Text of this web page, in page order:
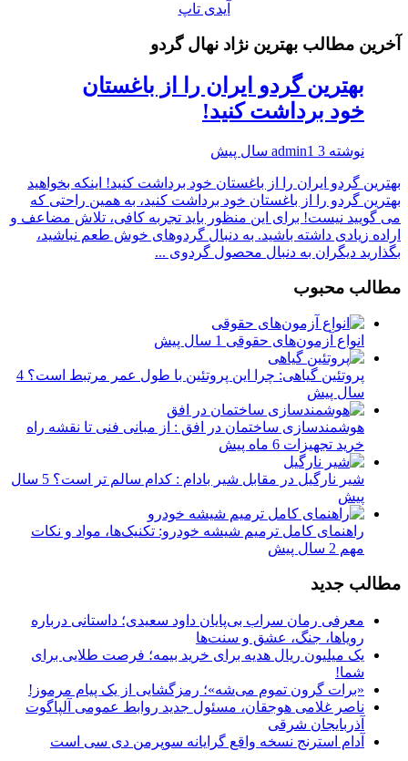
آیدی تاپ
آخرین مطالب بهترین نژاد نهال گردو
بهترین گردو ایران را از باغستان
خود برداشت کنید!
نوشته admin1 3 سال پیش
بهترین گردو ایران را از باغستان خود برداشت کنید! اینکه بخواهید
بهترین گردو را از باغستان خود برداشت کنید، به همین راحتی که
می گویید نیست! برای این منظور باید تجربه کافی، تلاش مضاعف و
اراده زیادی داشته باشید. به دنبال گردوهای خوش طعم نباشید،
بگذارید دیگران به دنبال محصول گردوی ...
مطالب محبوب
انواع آزمون‌های حقوقی 1 سال پیش
پروتئین گیاهی: چرا این پروتئین با طول عمر مرتبط است؟ 4
سال پیش
هوشمندسازی ساختمان در افق : از مبانی فنی تا نقشه راه
خرید تجهیزات 6 ماه پیش
شیر نارگیل در مقابل شیر بادام : کدام سالم تر است؟
5 سال
پیش
راهنمای کامل ترمیم شیشه خودرو: تکنیک‌ها، مواد و نکات
مهم 2 سال پیش
مطالب جدید
معرفی رمان سراب بی‌پایان داود سعیدی؛ داستانی درباره
رویاها، جنگ، عشق و سنت‌ها
یک میلیون ریال هدیه برای خرید بیمه؛ فرصت طلایی برای
شما!
«برات گرون تموم می‌شه»؛ رمزگشایی از یک پیام مرموز!
ناصر غلامی هوجقان، مسئول جدید روابط عمومی آلپاگوت
آذربایجان شرقی
آدام استرنج نسخه واقع گرایانه سوپرمن دی سی است